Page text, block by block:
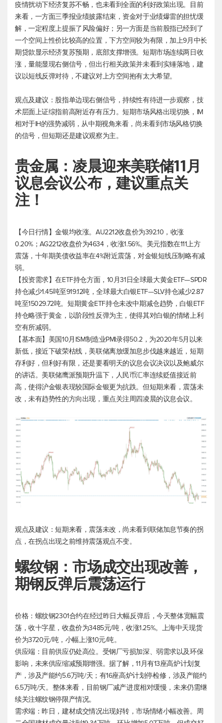
疫情扰动下经济复苏不畅，也未看到全面的利好政策出现。目前
来看，一方面三季报业绩披露结束，资金对于业绩爆雷的担忧缓
解，一定程度上提振了风险偏好；另一方面是当前股指已经到了
一个空间上性价比较高的位置，下方空间较为有限，加上9月中长
期贷款显示经济复苏预期，底部支撑增强。短期市场连续两日收
涨，量能显现右侧信号，但出行相关政策并未看到实锤落地，建
议以短线反弹对待，不建议对上方空间抱有太大希望。
观点及建议：股指单边现右侧信号，持续性有待进一步观察，技
术层面上证综指前高附近存有压力。短期市场风格出现切换，IM
相对于IH的强势减弱，从中期视角来看，尚未看到市场风格切换
的信号，但短期还是建议观察为主。
贵金属：凌晨迎来美联储11月
议息会议公布，建议重点关
注！
【今日行情】金银均收涨。AU2212收盘价为392.10，收涨
0.20%；AG2212收盘价为4634，收涨1.56%。 美元指数在111上方
震荡，十年期美债收益率在4%附近震荡，对金银短线压制略有减
弱。
【投资需求】在ETF持仓方面，10月31日全球最大黄金ETF—SPDR
持仓减少1.45吨至919.12吨，全球最大白银ETF—SLV持仓减少2.87
吨至15029.72吨。短期黄金ETF持仓未改中期减仓趋势，白银ETF
持仓略强于黄金，以阶段性反弹为主，使得其对白银的情绪上利
空有所减弱。
【基本面】美国10月ISM制造业PMI录得50.2，为2020年5月以来
新低，接近下破荣枯线，美联储离放缓加息步伐越来越近，短期
存利好，但利好有限，还是要看明天的议息会议决议以及鲍威尔
的讲话。美联储鹰派预期升温下，人民币汇率连续贬值接近前
高，使得沪金银表现较国际金银更为抗跌。但短期来看，震荡未
改，未有趋势性的方向出现，重点关注周四凌晨的议息会议。
观点及建议：短期来看，震荡未改，尚未看到联储加息节奏的拐
点，在拐点出现之前维持震荡观点不变。
螺纹钢：市场成交出现改善，
期钢反弹后震荡运行
价格：螺纹钢2301合约在经过昨日大幅反弹后，今天整体宽幅震
荡，收十字星，收盘价为3485元/吨，收涨1.25%。上海中天现货
价为3720元/吨，小幅上涨10元/吨。
供应端：目前供应仍处高位。受钢厂亏损加深、弱需求以及环保
影响，未来供应缩减预期增强。据了解，11月有13座高炉计划复
产，涉及产能约5.6万吨/天；有16座高炉计划停检修，涉及产能约
6.5万吨/天。整体来看，目前钢厂减产进度相对缓慢，未来仍需继
续关注螺纹钢停限产情况。
需求端：昨日，建材成交情况出现好转，市场情绪小幅改善。周